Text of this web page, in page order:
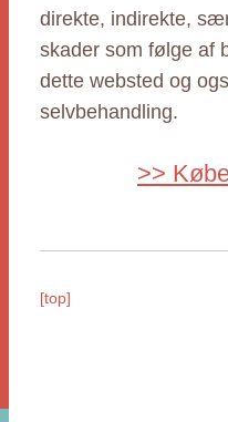
direkte, indirekte,
skader som følge af
dette websted og
selvbehandling.
>>
[top]